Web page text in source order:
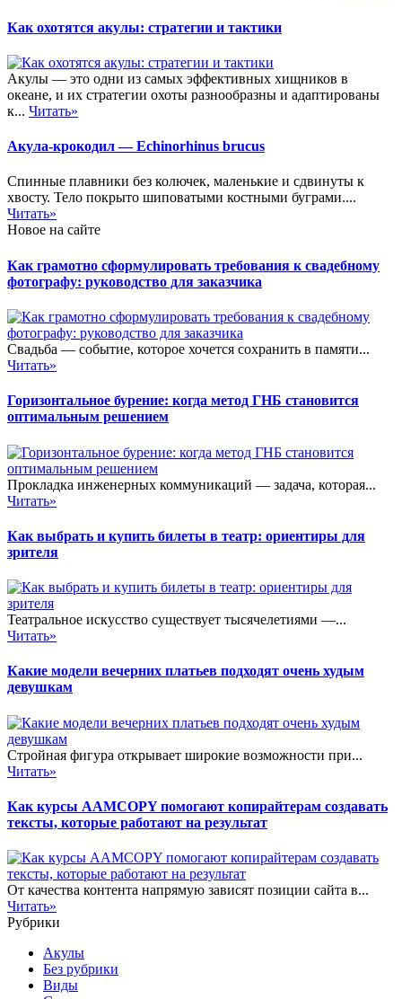
Как охотятся акулы: стратегии и тактики
Акулы — это одни из самых эффективных хищников в
океане, и их стратегии охоты разнообразны и адаптированы
к... Читать»
Акула-крокодил — Echinorhinus brucus
Спинные плавники без колючек, маленькие и сдвинуты к
хвосту. Тело покрыто шиповатыми костными буграми....
Читать»
Новое на сайте
Как грамотно сформулировать требования к свадебному
фотографу: руководство для заказчика
Свадьба — событие, которое хочется сохранить в памяти...
Читать»
Горизонтальное бурение: когда метод ГНБ становится
оптимальным решением
Прокладка инженерных коммуникаций — задача, которая...
Читать»
Как выбрать и купить билеты в театр: ориентиры для
зрителя
Театральное искусство существует тысячелетиями —...
Читать»
Какие модели вечерних платьев подходят очень худым
девушкам
Стройная фигура открывает широкие возможности при...
Читать»
Как курсы AAMCOPY помогают копирайтерам создавать
тексты, которые работают на результат
От качества контента напрямую зависят позиции сайта в...
Читать»
Рубрики
Акулы
Без рубрики
Виды